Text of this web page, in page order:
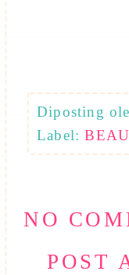
Diposting
Label:
NO
POST